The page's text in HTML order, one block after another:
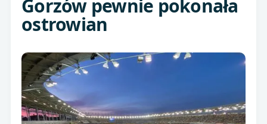
Gorzów pewnie pokonała
ostrowian